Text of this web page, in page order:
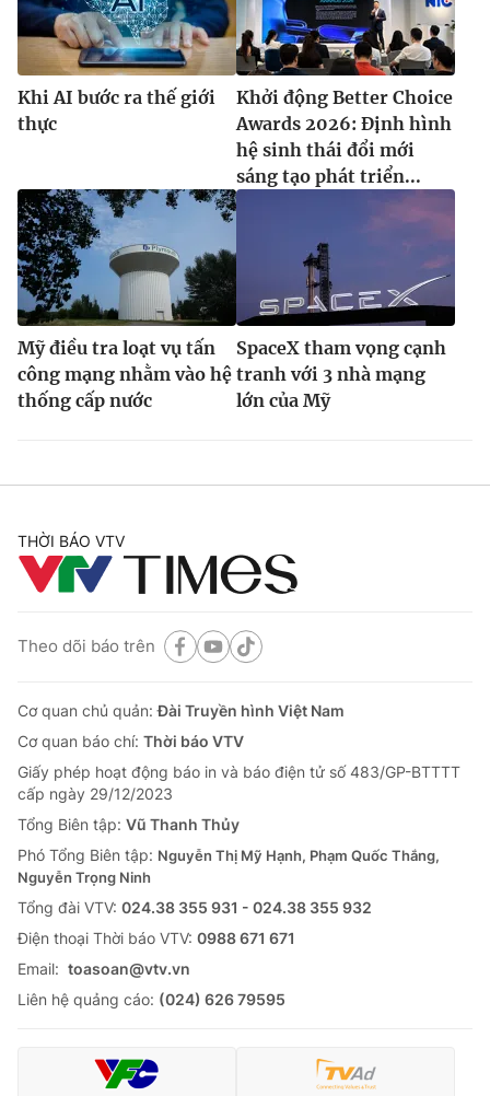
Khi AI bước ra thế giới
thực
Khởi động Better Choice
Awards 2026: Định hình
hệ sinh thái đổi mới
sáng tạo phát triển...
Mỹ điều tra loạt vụ tấn
công mạng nhằm vào hệ
thống cấp nước
SpaceX tham vọng cạnh
tranh với 3 nhà mạng
lớn của Mỹ
THỜI BÁO VTV
Theo dõi báo trên
Cơ quan chủ quản:Đài Truyền hình Việt Nam
Cơ quan báo chí: Thời báo VTV
Giấy phép hoạt động báo in và báo điện tử số 483/GP-BTTTT
cấp ngày 29/12/2023
Tổng Biên tập: Vũ Thanh Thủy
Phó Tổng Biên tập: Nguyễn Thị Mỹ Hạnh, Phạm Quốc Thắng,
Nguyễn Trọng Ninh
Tổng đài VTV: 024.38 355 931 - 024.38 355 932
Ðiện thoại Thời báo VTV: 0988 671 671
Email: toasoan@vtv.vn
Liên hệ quảng cáo: (024) 626 79595